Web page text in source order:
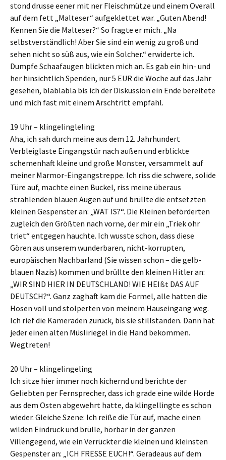
stond drusse eener mit ner Fleischmütze und einem Overall
auf dem fett „Malteser“ aufgeklettet war. „Guten Abend!
Kennen Sie die Malteser?“ So fragte er mich. „Na
selbstverständlich! Aber Sie sind ein wenig zu groß und
sehen nicht so süß aus, wie ein Solcher.“ erwiderte ich.
Dumpfe Schaafaugen blickten mich an. Es gab ein hin- und
her hinsichtlich Spenden, nur 5 EUR die Woche auf das Jahr
gesehen, blablabla bis ich der Diskussion ein Ende bereitete
und mich fast mit einem Arschtritt empfahl.
19 Uhr – klingelingleling
Aha, ich sah durch meine aus dem 12. Jahrhundert
Verbleiglaste Eingangstür nach außen und erblickte
schemenhaft kleine und große Monster, versammelt auf
meiner Marmor-Eingangstreppe. Ich riss die schwere, solide
Türe auf, machte einen Buckel, riss meine überaus
strahlenden blauen Augen auf und brüllte die entsetzten
kleinen Gespenster an: „WAT IS?“. Die Kleinen beförderten
zugleich den Größten nach vorne, der mir ein „Triek ohr
triet“ entgegen hauchte. Ich wusste schon, dass diese
Gören aus unserem wunderbaren, nicht-korrupten,
europäischen Nachbarland (Sie wissen schon – die gelb-
blauen Nazis) kommen und brüllte den kleinen Hitler an:
„WIR SIND HIER IN DEUTSCHLAND! WIE HEIßt DAS AUF
DEUTSCH?“. Ganz zaghaft kam die Formel, alle hatten die
Hosen voll und stolperten von meinem Hauseingang weg.
Ich rief die Kameraden zurück, bis sie stillstanden. Dann hat
jeder einen alten Müsliriegel in die Hand bekommen.
Wegtreten!
20 Uhr – klingelingeling
Ich sitze hier immer noch kichernd und berichte der
Geliebten per Fernsprecher, dass ich grade eine wilde Horde
aus dem Osten abgewehrt hatte, da klingellingte es schon
wieder. Gleiche Szene: Ich reiße die Tür auf, mache einen
wilden Eindruck und brülle, hörbar in der ganzen
Villengegend, wie ein Verrückter die kleinen und kleinsten
Gespenster an: „ICH FRESSE EUCH!“. Geradeaus auf dem